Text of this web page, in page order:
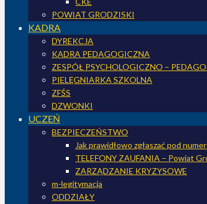
POWIAT GRODZISKI
KADRA
DYREKCJA
KADRA PEDAGOGICZNA
ZESPÓŁ PSYCHOLOGICZNO –
PIELĘGNIARKA SZKOLNA
ZFŚS
DZWONKI
UCZEŃ
BEZPIECZEŃSTWO
Jak prawidłowo zgłaszać pod
TELEFONY ZAUFANIA – Powiat
ZARZĄDZANIE KRYZYSOWE
m-legitymacja
ODDZIAŁY